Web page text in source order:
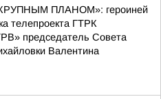
ПЛАНОМ»: героиней
телепроекта ГТРК
председатель Совета
Валентина